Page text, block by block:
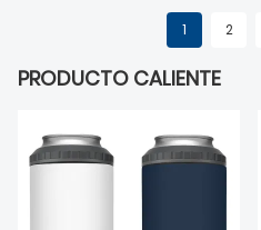
1 2
PRODUCTO CALIENTE